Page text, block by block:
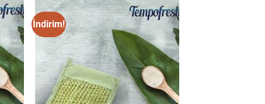
İndirim!